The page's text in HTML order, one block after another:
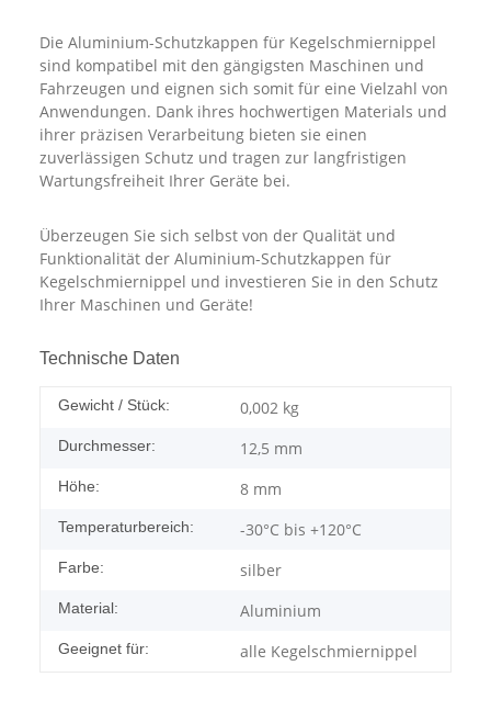
Die Aluminium-Schutzkappen für Kegelschmiernippel
sind kompatibel mit den gängigsten Maschinen und
Fahrzeugen und eignen sich somit für eine Vielzahl von
Anwendungen. Dank ihres hochwertigen Materials und
ihrer präzisen Verarbeitung bieten sie einen
zuverlässigen Schutz und tragen zur langfristigen
Wartungsfreiheit Ihrer Geräte bei.
Überzeugen Sie sich selbst von der Qualität und
Funktionalität der Aluminium-Schutzkappen für
Kegelschmiernippel und investieren Sie in den Schutz
Ihrer Maschinen und Geräte!
Technische Daten
Gewicht / Stück: 0,002 kg
Durchmesser: 12,5 mm
Höhe: 8 mm
Temperaturbereich: -30°C bis +120°C
Farbe: silber
Material: Aluminium
Geeignet für: alle Kegelschmiernippel